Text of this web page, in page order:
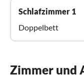
Schlafzimmer 1
Doppelbett
Zimmer und